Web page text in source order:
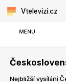
Vtelevizi.cz
MENU
Nejbližší vysílání